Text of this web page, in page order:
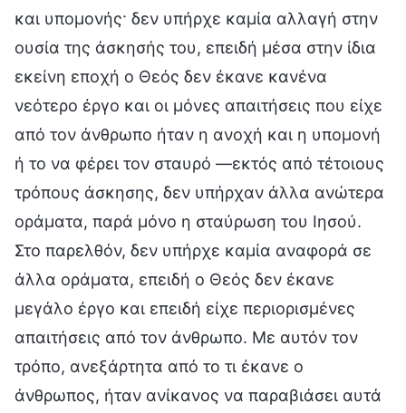
και υπομονής· δεν υπήρχε καμία αλλαγή στην
ουσία της άσκησής του, επειδή μέσα στην ίδια
εκείνη εποχή ο Θεός δεν έκανε κανένα
νεότερο έργο και οι μόνες απαιτήσεις που είχε
από τον άνθρωπο ήταν η ανοχή και η υπομονή
ή το να φέρει τον σταυρό —εκτός από τέτοιους
τρόπους άσκησης, δεν υπήρχαν άλλα ανώτερα
οράματα, παρά μόνο η σταύρωση του Ιησού.
Στο παρελθόν, δεν υπήρχε καμία αναφορά σε
άλλα οράματα, επειδή ο Θεός δεν έκανε
μεγάλο έργο και επειδή είχε περιορισμένες
απαιτήσεις από τον άνθρωπο. Με αυτόν τον
τρόπο, ανεξάρτητα από το τι έκανε ο
άνθρωπος, ήταν ανίκανος να παραβιάσει αυτά